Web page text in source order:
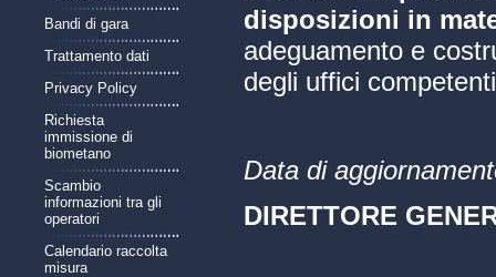
Bandi di gara
Trattamento dati
Privacy Policy
Richiesta
immissione di
biometano
Scambio
informazioni tra gli
operatori
Calendario raccolta
misura
disposizioni in
adeguamento e
degli uffici
Data di
DIRETTORE